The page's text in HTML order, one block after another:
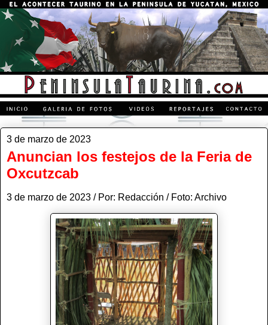
3 de marzo de 2023
Anuncian los festejos de la Feria de
Oxcutzcab
3 de marzo de 2023 / Por: Redacción / Foto: Archivo